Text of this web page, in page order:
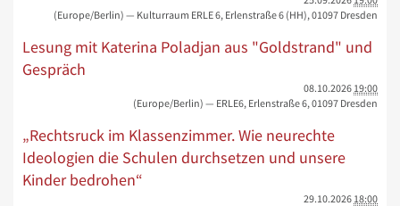
(Europe/Berlin) — Kulturraum ERLE 6, Erlenstraße 6 (HH), 01097 Dresden
Lesung mit Katerina Poladjan aus "Goldstrand" und
Gespräch
08.10.2026 19:00
(Europe/Berlin) — ERLE6, Erlenstraße 6, 01097 Dresden
„Rechtsruck im Klassenzimmer. Wie neurechte
Ideologien die Schulen durchsetzen und unsere
Kinder bedrohen“
29.10.2026 18:00